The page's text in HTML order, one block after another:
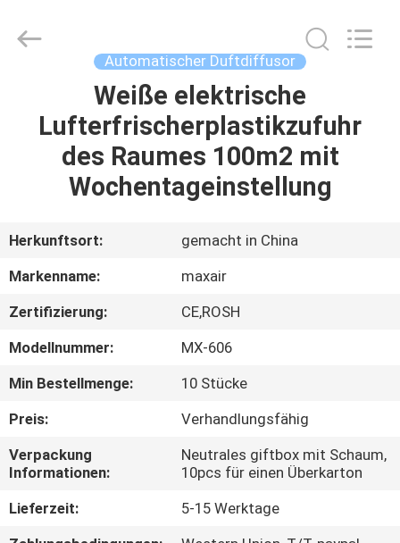
PRODUKTE
UNS
AUSFLUG
QUALITÄTSKONTROLLE
TRETEN
SIE
MIT
UNS
Automatischer Duftdiffusor
Weiße elektrische
Lufterfrischerplastikzufuhr
des Raumes 100m2 mit
Wochentageinstellung
Herkunftsort:
gemacht in China
Markenname:
maxair
Zertifizierung:
CE,ROSH
Modellnummer:
MX-606
Min Bestellmenge:
10 Stücke
Preis:
Verhandlungsfähig
Verpackung
Informationen:
Neutrales giftbox mit Schaum,
10pcs für einen Überkarton
Lieferzeit:
5-15 Werktage